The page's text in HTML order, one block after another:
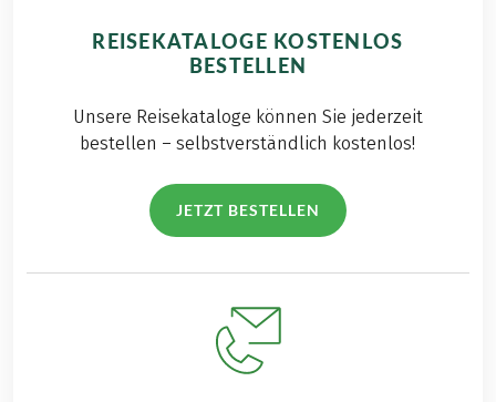
REISEKATALOGE KOSTENLOS
BESTELLEN
Unsere Reisekataloge können Sie jederzeit
bestellen – selbstverständlich kostenlos!
JETZT BESTELLEN